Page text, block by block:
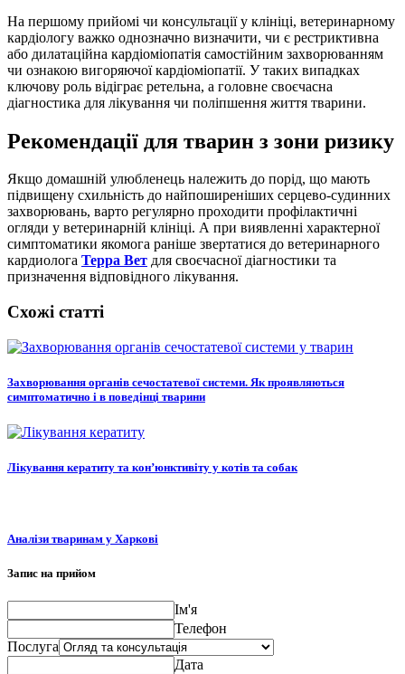
На першому прийомі чи консультації у клініці, ветеринарному
кардіологу важко однозначно визначити, чи є рестриктивна
або дилатаційна кардіоміопатія самостійним захворюванням
чи ознакою вигоряючої кардіоміопатії. У таких випадках
ключову роль відіграє ретельна, а головне своєчасна
діагностика для лікування чи поліпшення життя тварини.
Рекомендації для тварин з зони ризику
Якщо домашній улюбленець належить до порід, що мають
підвищену схильність до найпоширеніших серцево-судинних
захворювань, варто регулярно проходити профілактичні
огляди у ветеринарній клініці. А при виявленні характерної
симптоматики якомога раніше звертатися до ветеринарного
кардиолога Терра Вет для своєчасної діагностики та
призначення відповідного лікування.
Схожі статті
Захворювання органів сечостатевої системи. Як проявляються
симптоматично і в поведінці тварини
Лікування кератиту та кон’юнктивіту у котів та собак
Аналізи тваринам у Харкові
Запис на прийом
Ім'я
Телефон
Послуга
Дата